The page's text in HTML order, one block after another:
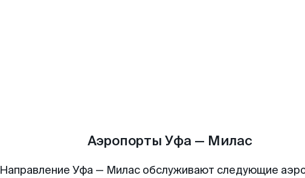
Аэропорты Уфа — Милас
Направление Уфа — Милас обслуживают следующие